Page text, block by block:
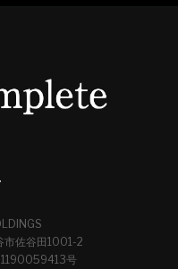
佐谷田1001-2
号